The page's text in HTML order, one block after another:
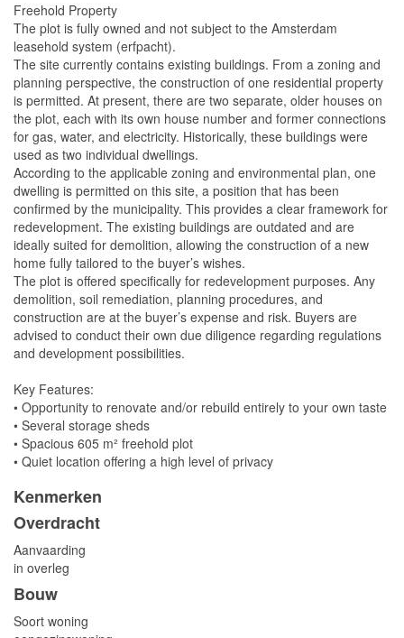
Freehold Property
The plot is fully owned and not subject to the Amsterdam
leasehold system (erfpacht).
The site currently contains existing buildings. From a zoning and
planning perspective, the construction of one residential property
is permitted. At present, there are two separate, older houses on
the plot, each with its own house number and former connections
for gas, water, and electricity. Historically, these buildings were
used as two individual dwellings.
According to the applicable zoning and environmental plan, one
dwelling is permitted on this site, a position that has been
confirmed by the municipality. This provides a clear framework for
redevelopment. The existing buildings are outdated and are
ideally suited for demolition, allowing the construction of a new
home fully tailored to the buyer’s wishes.
The plot is offered specifically for redevelopment purposes. Any
demolition, soil remediation, planning procedures, and
construction are at the buyer’s expense and risk. Buyers are
advised to conduct their own due diligence regarding regulations
and development possibilities.
Key Features:
• Opportunity to renovate and/or rebuild entirely to your own taste
• Several storage sheds
• Spacious 605 m² freehold plot
• Quiet location offering a high level of privacy
Kenmerken
Overdracht
Aanvaarding
in overleg
Bouw
Soort woning